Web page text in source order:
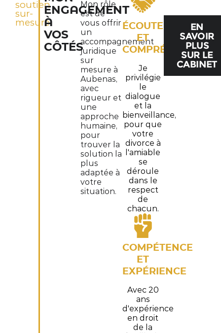
soutien
sur-
mesure
ENGAGEMENT
À
VOS
CÔTÉS
Mon rôle
est de
vous offrir
un
accompagnement
juridique
sur
mesure à
Aubenas,
avec
rigueur et
une
approche
humaine,
pour
trouver la
solution la
plus
adaptée à
votre
situation.
ÉCOUTE
ET
COMPRÉHENSION
Je
privilégie
le
dialogue
et la
bienveillance,
pour que
votre
divorce à
l'amiable
se
déroule
dans le
respect
de
chacun.
COMPÉTENCE
ET
EXPÉRIENCE
Avec 20
ans
d'expérience
en droit
de la
EN
SAVOIR
PLUS
SUR LE
CABINET